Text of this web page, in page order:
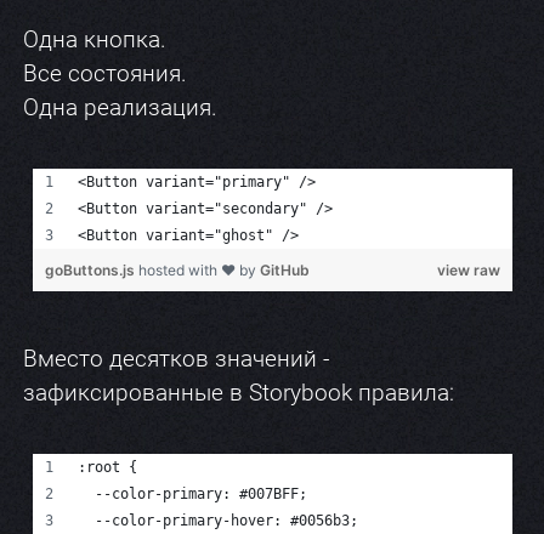
Одна кнопка.
Все состояния.
Одна реализация.
Вместо десятков значений -
зафиксированные в Storybook правила: